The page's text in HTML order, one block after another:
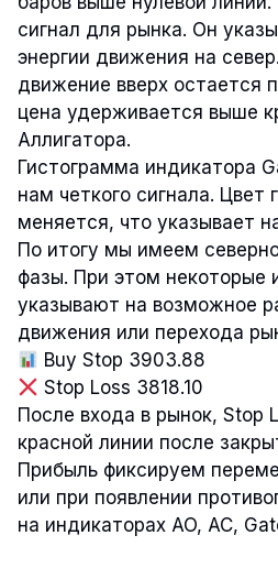
сигнал для рынка. Он
энергии движения на
движение вверх остается
цена удерживается выше
Аллигатора.
Гистограмма индикатора
нам четкого сигнала. Цвет
меняется, что указывает
По итогу мы имеем
фазы. При этом некоторые
указывают на возможное
движения или перехода
Buy Stop 3903.88
Stop Loss 3818.10
После входа в рынок, Stop
красной линии после
Прибыль фиксируем
или при появлении
на индикаторах AO, AC,